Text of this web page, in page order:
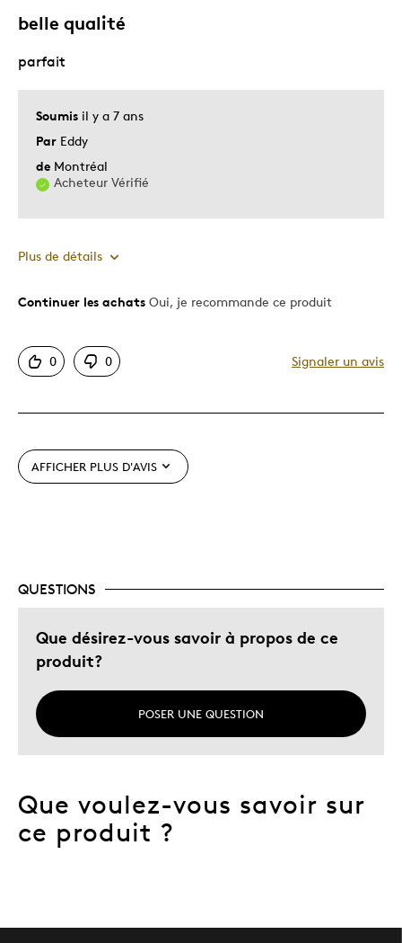
belle qualité
Soumis il y a 7 ans
Par Eddy
de Montréal
Acheteur Vérifié
parfait
Plus de détails
Le pour
Décrivez-vous Guidé par la qualité
Continuer les achats Oui, je recommande ce produit
0 0 Signaler un avis
AFFICHER PLUS D'AVIS
QUESTIONS
Que désirez-vous savoir à propos de ce
produit?
POSER UNE QUESTION
Que voulez-vous savoir sur
ce produit ?